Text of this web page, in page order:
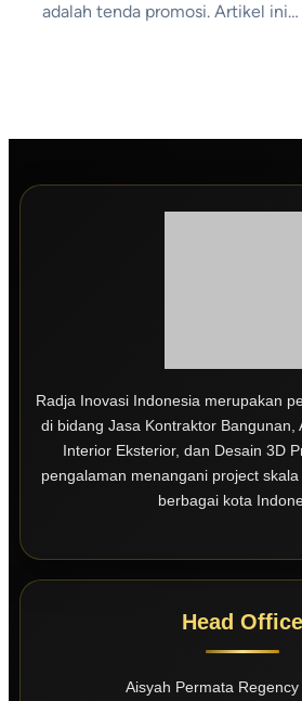
adalah tenda promosi. Artikel ini…
Radja Inovasi Indonesia merupakan
di bidang Jasa Kontraktor Bangunan,
Interior Eksterior, dan Desain 3D
pengalaman menangani project
berbagai kota
Head Office
Aisyah Permata